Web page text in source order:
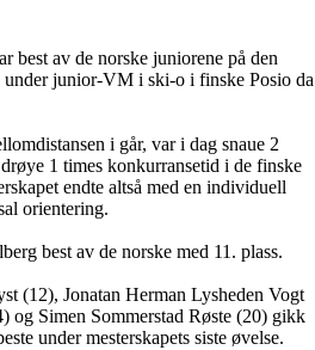
best av de norske juniorene på den
under junior-VM i ski-o i finske Posio da
i går, var i dag snaue 2
1 times konkurransetid i de finske
endte altså med en individuell
orientering.
best av de norske med 11. plass.
(12), Jonatan Herman Lysheden Vogt
og Simen Sommerstad Røste (20) gikk
under mesterskapets siste øvelse.